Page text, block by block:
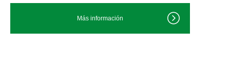
Más información